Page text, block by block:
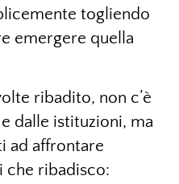
togliendo
emergere quella
ribadito, non c’è
dalle istituzioni, ma
ad affrontare
che ribadisco: